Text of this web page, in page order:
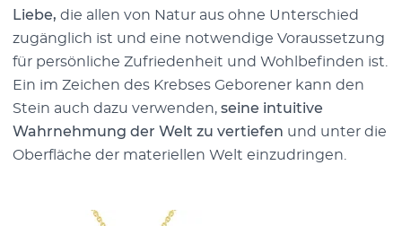
Liebe, die allen von Natur aus ohne Unterschied
zugänglich ist und eine notwendige Voraussetzung
für persönliche Zufriedenheit und Wohlbefinden ist.
Ein im Zeichen des Krebses Geborener kann den
Stein auch dazu verwenden, seine intuitive
Wahrnehmung der Welt zu vertiefen und unter die
Oberfläche der materiellen Welt einzudringen.